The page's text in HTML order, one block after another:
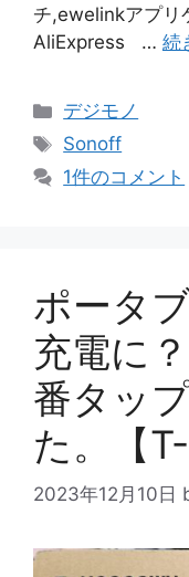
チ,ewelinkアプリ
AliExpress … 続
カ
テ
リ
デジモノ
タ
グ
Sonoff
1件のコメント
ポータ
充電に
番タッ
た。【
2023年12月10日